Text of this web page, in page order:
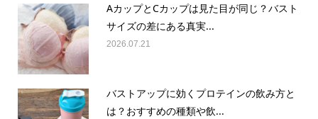
AカップとCカップは見た目が同じ？バスト
サイズの差にある真実...
2026.07.21
バストアップに効くプロテインの飲み方と
は？おすすめの種類や飲...